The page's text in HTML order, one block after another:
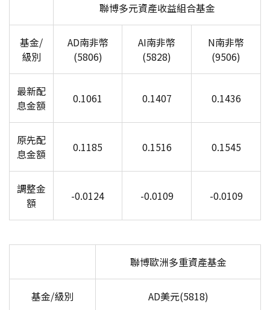
聯博多元資產收益組合基金
基金/
級別
AD南非幣
(5806)
AI南非幣
(5828)
N南非幣
(9506)
最新配
息金額
0.1061 0.1407 0.1436
原先配
息金額
0.1185 0.1516 0.1545
調整金
額
-0.0124 -0.0109 -0.0109
聯博歐洲多重資產基金
基金/級別 AD美元(5818)